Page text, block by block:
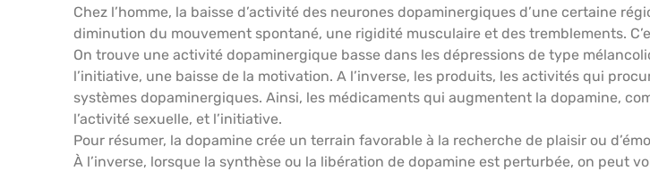
Chez l’homme, la baisse d’activité des neurones dopaminergiques d’une certaine
diminution du mouvement spontané, une rigidité musculaire et des tremblements.
On trouve une activité dopaminergique basse dans les dépressions de type
l’initiative, une baisse de la motivation. A l’inverse, les produits, les activités qui
systèmes dopaminergiques. Ainsi, les médicaments qui augmentent la dopamine,
l’activité sexuelle, et l’initiative.
Pour résumer, la dopamine crée un terrain favorable à la recherche de plaisir ou
À l’inverse, lorsque la synthèse ou la libération de dopamine est perturbée, on peut